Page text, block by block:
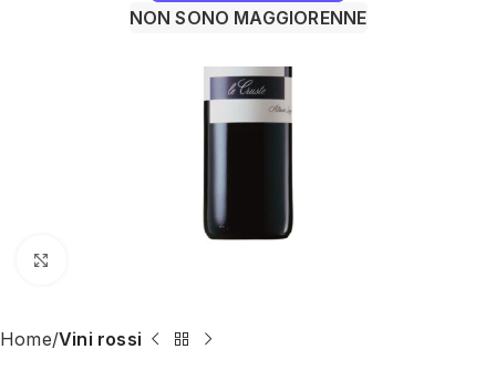
NON SONO MAGGIORENNE
Home Vini rossi